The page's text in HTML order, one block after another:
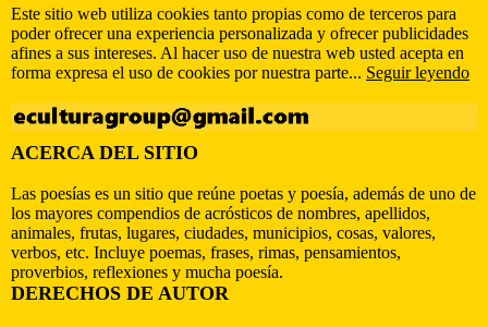
Este sitio web utiliza cookies tanto propias como de terceros para
poder ofrecer una experiencia personalizada y ofrecer publicidades
afines a sus intereses. Al hacer uso de nuestra web usted acepta en
forma expresa el uso de cookies por nuestra parte... Seguir leyendo
ACERCA DEL SITIO
Las poesías es un sitio que reúne poetas y poesía, además de uno de
los mayores compendios de acrósticos de nombres, apellidos,
animales, frutas, lugares, ciudades, municipios, cosas, valores,
verbos, etc. Incluye poemas, frases, rimas, pensamientos,
proverbios, reflexiones y mucha poesía.
DERECHOS DE AUTOR